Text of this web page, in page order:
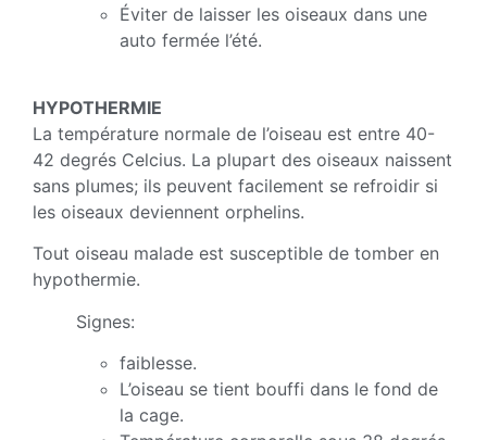
Éviter de laisser les oiseaux dans une
auto fermée l’été.
HYPOTHERMIE
La température normale de l’oiseau est entre 40-
42 degrés Celcius. La plupart des oiseaux naissent
sans plumes; ils peuvent facilement se refroidir si
les oiseaux deviennent orphelins.
Tout oiseau malade est susceptible de tomber en
hypothermie.
Signes:
faiblesse.
L’oiseau se tient bouffi dans le fond de
la cage.